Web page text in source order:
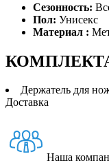
Сезонность:
Пол: Унисекс
Материал :
Держатель для
Доставка
Наша